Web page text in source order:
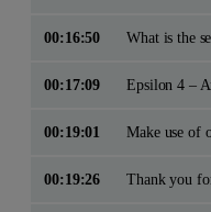
00:16:50
00:17:09 Epsilon 4 –
00:19:01 Make use of
00:19:26